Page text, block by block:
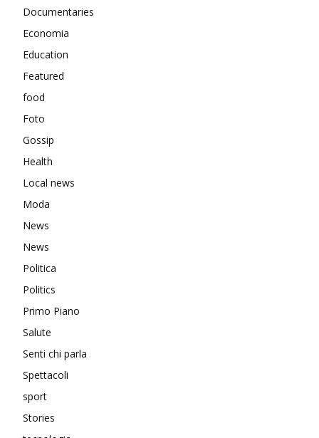
Documentaries
Economia
Education
Featured
food
Foto
Gossip
Health
Local news
Moda
News
News
Politica
Politics
Primo Piano
Salute
Senti chi parla
Spettacoli
sport
Stories